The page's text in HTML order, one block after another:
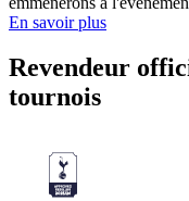
En savoir plus
Revendeur
tournois